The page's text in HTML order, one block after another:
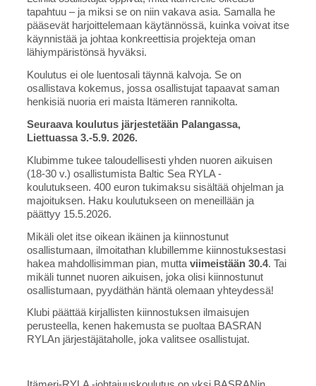
tapahtuu – ja miksi se on niin vakava asia. Samalla he
pääsevät harjoittelemaan käytännössä, kuinka voivat itse
käynnistää ja johtaa konkreettisia projekteja oman
lähiympäristönsä hyväksi.
Koulutus ei ole luentosali täynnä kalvoja. Se on
osallistava kokemus, jossa osallistujat tapaavat saman
henkisiä nuoria eri maista Itämeren rannikolta.
Seuraava koulutus järjestetään Palangassa,
Liettuassa 3.-5.9. 2026.
Klubimme tukee taloudellisesti yhden nuoren aikuisen
(18-30 v.) osallistumista Baltic Sea RYLA -
koulutukseen. 400 euron tukimaksu sisältää ohjelman ja
majoituksen. Haku koulutukseen on meneillään ja
päättyy 15.5.2026.
Mikäli olet itse oikean ikäinen ja kiinnostunut
osallistumaan, ilmoitathan klubillemme kiinnostuksestasi
hakea mahdollisimman pian, mutta viimeistään 30.4. Tai
mikäli tunnet nuoren aikuisen, joka olisi kiinnostunut
osallistumaan, pyydäthän häntä olemaan yhteydessä!
Klubi päättää kirjallisten kiinnostuksen ilmaisujen
perusteella, kenen hakemusta se puoltaa BASRAN
RYLAn järjestäjätaholle, joka valitsee osallistujat.